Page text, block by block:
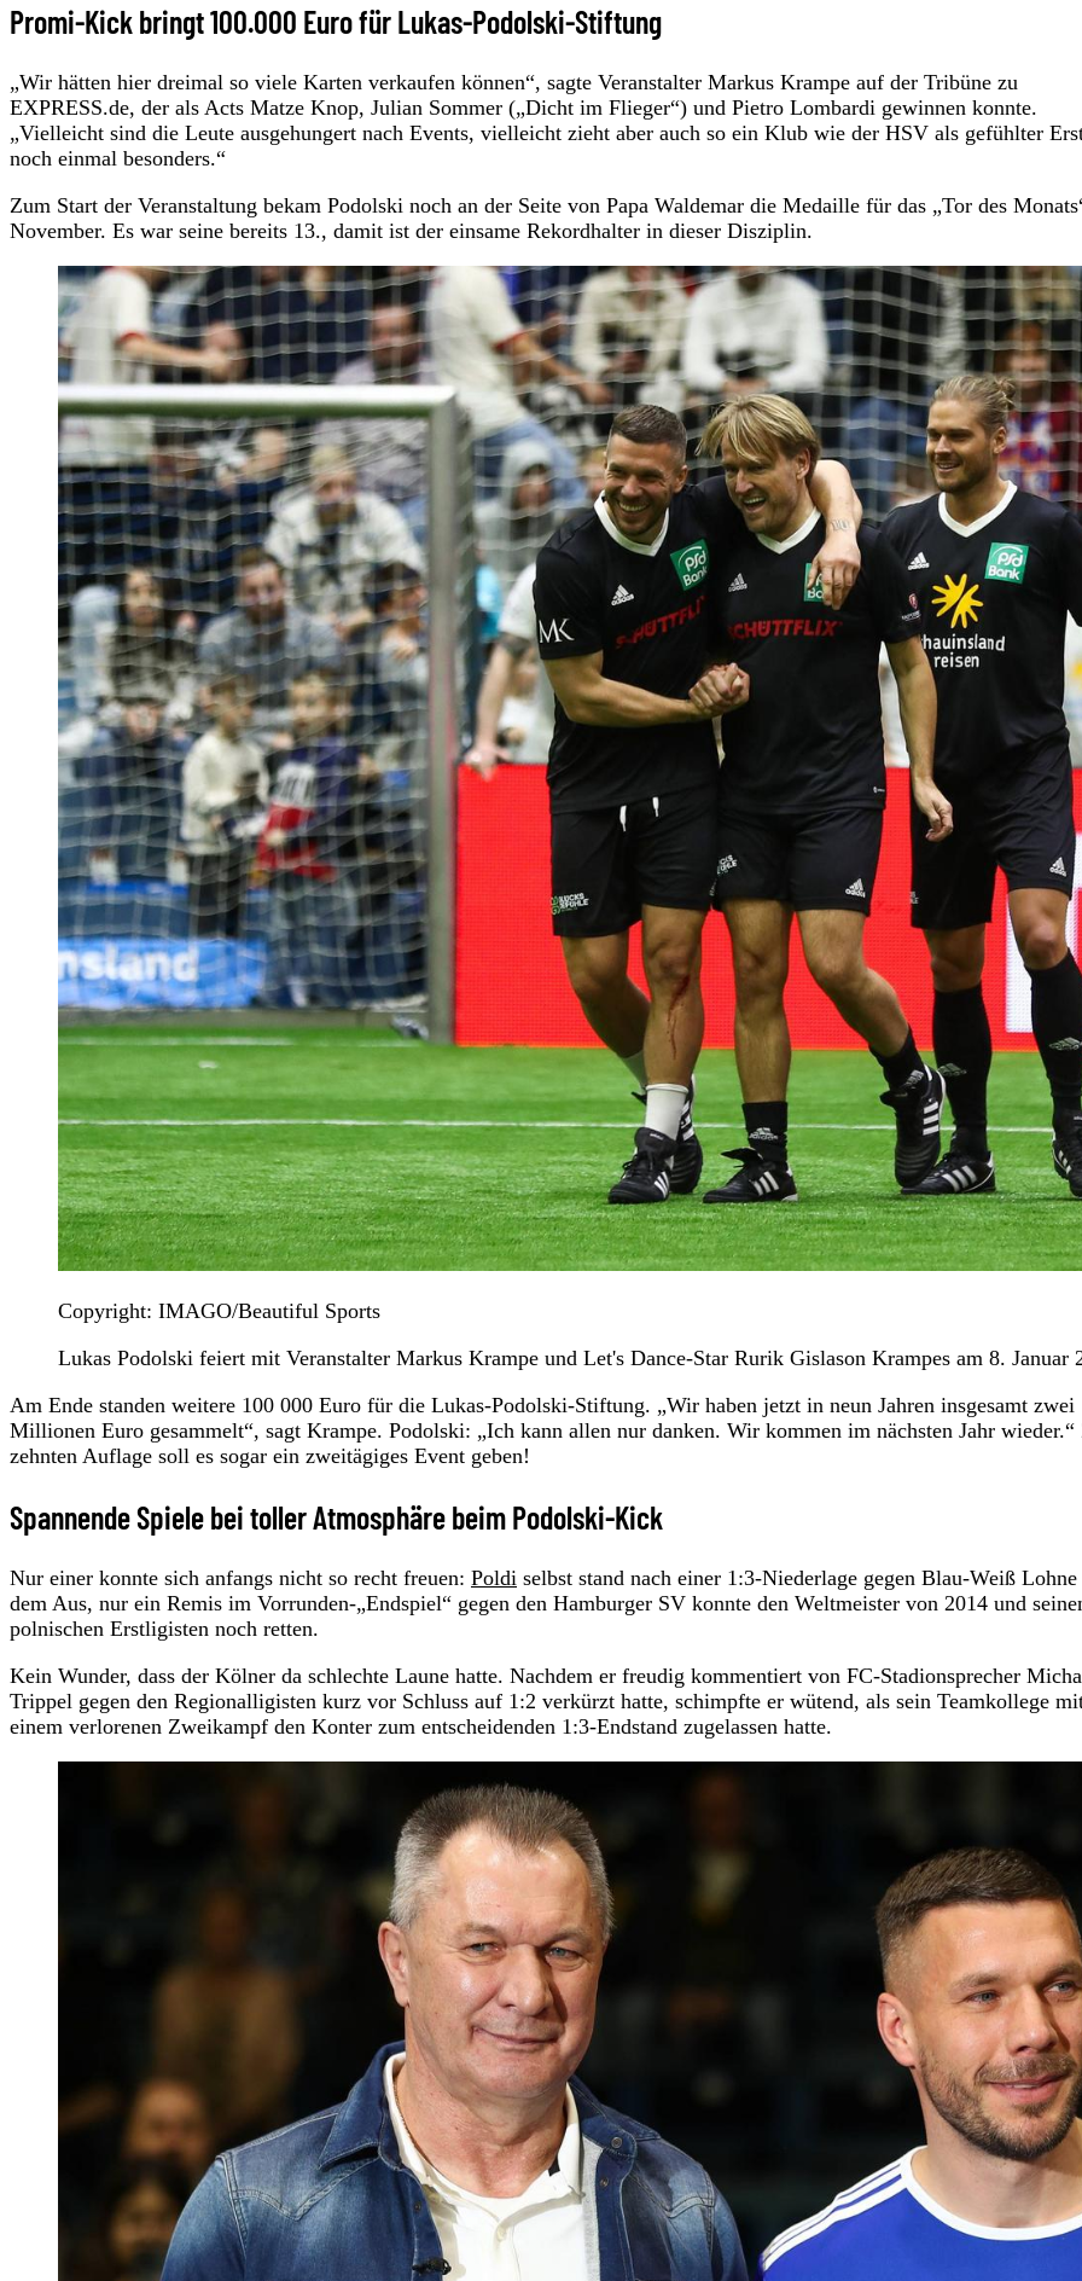
Promi-Kick bringt 100.000 Euro für Lukas-Podolski-Stiftung
„Wir hätten hier dreimal so viele Karten verkaufen können“, sagte Veranstalter Markus Krampe auf der Tribüne zu
EXPRESS.de, der als Acts Matze Knop, Julian Sommer („Dicht im Flieger“) und Pietro Lombardi gewinnen konnte.
„Vielleicht sind die Leute ausgehungert nach Events, vielleicht zieht aber auch so ein Klub wie der HSV als gefühlter
noch einmal besonders.“
Zum Start der Veranstaltung bekam Podolski noch an der Seite von Papa Waldemar die Medaille für das „Tor des
November. Es war seine bereits 13., damit ist der einsame Rekordhalter in dieser Disziplin.
Copyright: IMAGO/Beautiful Sports
Lukas Podolski feiert mit Veranstalter Markus Krampe und Let's Dance-Star Rurik Gislason Krampes am 8. Januar
Am Ende standen weitere 100 000 Euro für die Lukas-Podolski-Stiftung. „Wir haben jetzt in neun Jahren insgesamt zwei
Millionen Euro gesammelt“, sagt Krampe. Podolski: „Ich kann allen nur danken. Wir kommen im nächsten Jahr wieder.“
zehnten Auflage soll es sogar ein zweitägiges Event geben!
Spannende Spiele bei toller Atmosphäre beim Podolski-Kick
Nur einer konnte sich anfangs nicht so recht freuen: Poldi selbst stand nach einer 1:3-Niederlage gegen Blau-Weiß
dem Aus, nur ein Remis im Vorrunden-„Endspiel“ gegen den Hamburger SV konnte den Weltmeister von 2014 und
polnischen Erstligisten noch retten.
Kein Wunder, dass der Kölner da schlechte Laune hatte. Nachdem er freudig kommentiert von FC-Stadionsprecher
Trippel gegen den Regionalligisten kurz vor Schluss auf 1:2 verkürzt hatte, schimpfte er wütend, als sein Teamkollege
einem verlorenen Zweikampf den Konter zum entscheidenden 1:3-Endstand zugelassen hatte.